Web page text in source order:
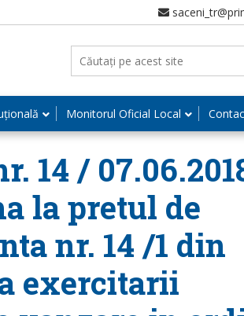
Monitorul Oficial Local
14 /
la pretul de
nr. 14 /1 din
exercitarii